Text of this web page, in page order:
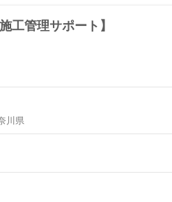
工管理サポート】
川県